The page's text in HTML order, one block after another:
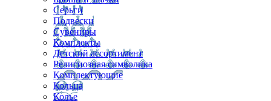
Серьги
Подвески
Сувениры
Комплекты
Детский ассортимент
Религиозная символика
Комплектующие
Кольца
Колье